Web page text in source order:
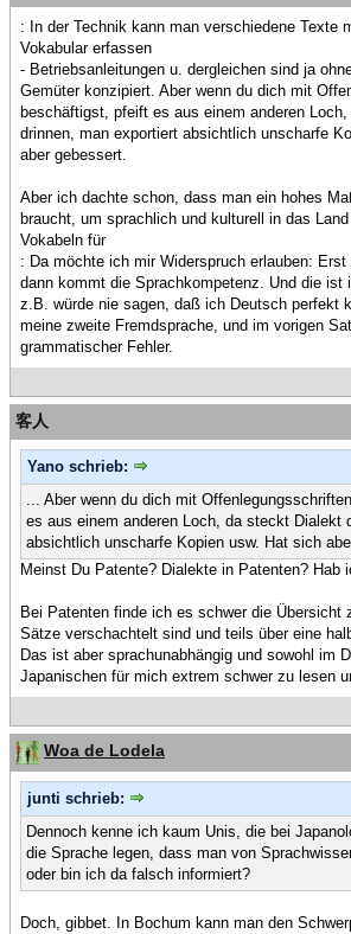
: In der Technik kann man verschiedene Texte
Vokabular erfassen
- Betriebsanleitungen u. dergleichen sind ja
Gemüter konzipiert. Aber wenn du dich mit
beschäftigst, pfeift es aus einem anderen
drinnen, man exportiert absichtlich unscharfe
aber gebessert.
Aber ich dachte schon, dass man ein hohes
braucht, um sprachlich und kulturell in das
Vokabeln für
: Da möchte ich mir Widerspruch erlauben:
dann kommt die Sprachkompetenz. Und die ist
z.B. würde nie sagen, daß ich Deutsch perfekt
meine zweite Fremdsprache, und im vorigen
grammatischer Fehler.
客人
Yano schrieb:
... Aber wenn du dich mit
es aus einem anderen Loch, da steckt Dialekt
absichtlich unscharfe Kopien usw. Hat sich
Meinst Du Patente? Dialekte in Patenten? Hab
Bei Patenten finde ich es schwer die Übersicht
Sätze verschachtelt sind und teils über eine
Das ist aber sprachunabhängig und sowohl im
Japanischen für mich extrem schwer zu lesen
Woa de Lodela
junti schrieb:
Dennoch kenne ich kaum Unis, die bei
die Sprache legen, dass man von
oder bin ich da falsch informiert?
Doch, gibbet. In Bochum kann man den